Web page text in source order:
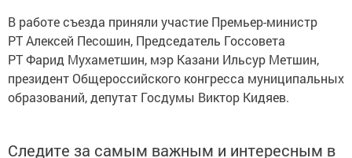
В работе съезда приняли участие Премьер-министр
РТ Алексей Песошин, Председатель Госсовета
РТ Фарид Мухаметшин, мэр Казани Ильсур Метшин,
президент Общероссийского конгресса муниципальных
образований, депутат Госдумы Виктор Кидяев.
Следите за самым важным и интересным в